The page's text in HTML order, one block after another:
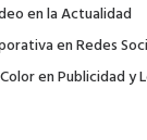
en la Actualidad
en Redes
en Publicidad y